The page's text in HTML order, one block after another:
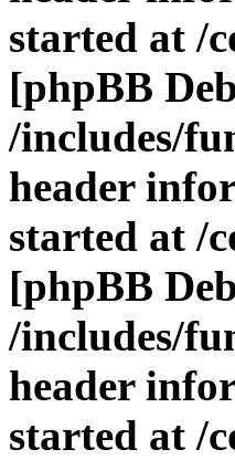
started at /
[phpBB
/includes/
header
started at /
[phpBB
/includes/
header
started at /